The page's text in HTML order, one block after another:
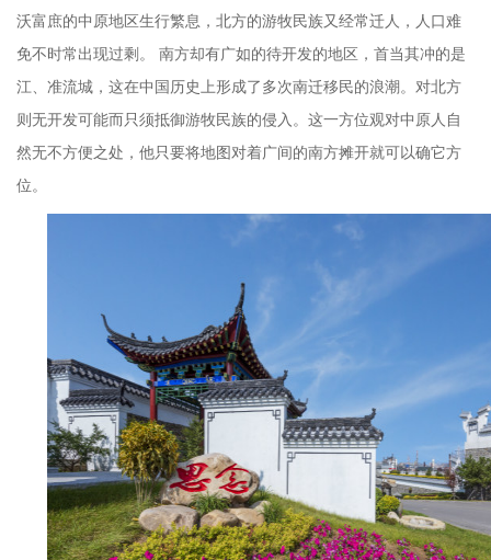
沃富庶的中原地区生行繁息，北方的游牧民族又经常迁人，人口难
免不时常出现过剩。 南方却有广如的待开发的地区，首当其冲的是
江、准流城，这在中国历史上形成了多次南迁移民的浪潮。对北方
则无开发可能而只须抵御游牧民族的侵入。这一方位观对中原人自
然无不方便之处，他只要将地图对着广间的南方摊开就可以确它方
位。